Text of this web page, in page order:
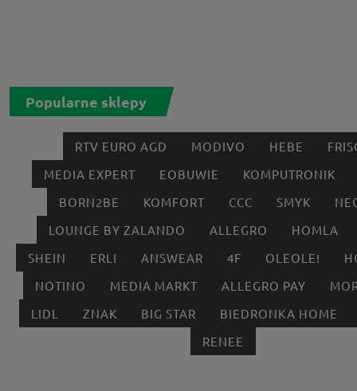
Popularne sklepy
RTV EURO AGD MODIVO HEBE
MEDIA EXPERT
EOBUWIE
KOMPUTRONIK
BORN2BE
KOMFORT CCC SMYK
LOUNGE BY ZALANDO
ALLEGRO
HOMLA
SHEIN
ERLI ANSWEAR 4F OLEOLE!
NOTINO
MEDIA MARKT ALLEGRO PAY
LIDL
ZNAK BIG STAR
BIEDRONKA HOME
RENEE